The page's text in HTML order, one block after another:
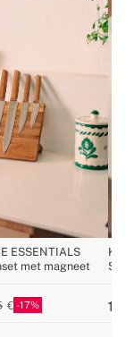
ESSENTIALS
met magneet
17